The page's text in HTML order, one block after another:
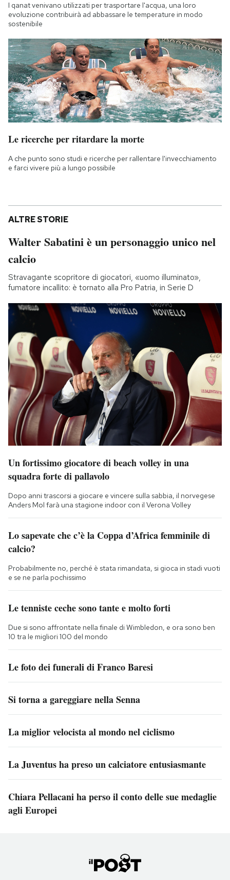
I qanat venivano utilizzati per trasportare l'acqua, una loro
evoluzione contribuirà ad abbassare le temperature in modo
sostenibile
Le ricerche per ritardare la morte
A che punto sono studi e ricerche per rallentare l'invecchiamento
e farci vivere più a lungo possibile
ALTRE STORIE
Walter Sabatini è un personaggio unico nel
calcio
Stravagante scopritore di giocatori, «uomo illuminato»,
fumatore incallito: è tornato alla Pro Patria, in Serie D
Un fortissimo giocatore di beach volley in una
squadra forte di pallavolo
Dopo anni trascorsi a giocare e vincere sulla sabbia, il norvegese
Anders Mol farà una stagione indoor con il Verona Volley
Lo sapevate che c’è la Coppa d’Africa femminile di
calcio?
Probabilmente no, perché è stata rimandata, si gioca in stadi vuoti
e se ne parla pochissimo
Le tenniste ceche sono tante e molto forti
Due si sono affrontate nella finale di Wimbledon, e ora sono ben
10 tra le migliori 100 del mondo
Le foto dei funerali di Franco Baresi
Si torna a gareggiare nella Senna
La miglior velocista al mondo nel ciclismo
La Juventus ha preso un calciatore entusiasmante
Chiara Pellacani ha perso il conto delle sue medaglie
agli Europei